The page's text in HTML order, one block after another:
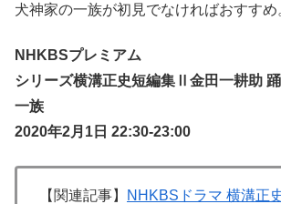
犬神家の一族が初見でなければおすすめ
NHKBSプレミアム
シリーズ横溝正史短編集Ⅱ金田一耕助
一族
2020年2月1日 22:30-23:00
【関連記事】
NHKBSドラマ 横溝正